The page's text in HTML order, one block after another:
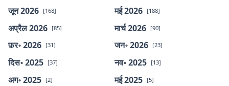
जून 2026 [168] मई 2026 [188]
अप्रैल 2026 [85] मार्च 2026 [90]
फ़र॰ 2026 [31] जन॰ 2026 [23]
दिस॰ 2025 [37] नव॰ 2025 [13]
अग॰ 2025 [2] मई 2025 [5]